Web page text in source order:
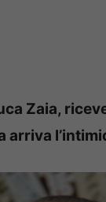
Zaia,
arriva